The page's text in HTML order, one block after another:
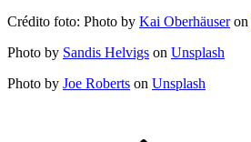
Crédito foto: Photo by Kai Oberhäuseron
Photo by Sandis Helvigs on Unsplash
Photo by Joe Roberts on Unsplash